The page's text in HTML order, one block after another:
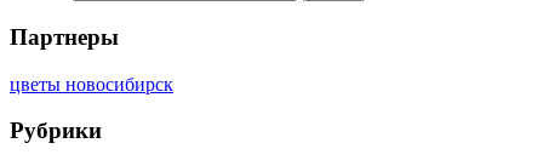
Партнеры
цветы новосибирск
Рубрики